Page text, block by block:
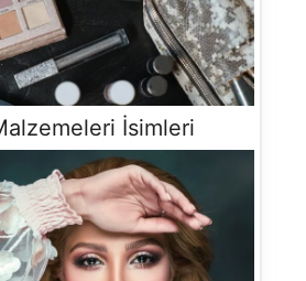
İsimleri